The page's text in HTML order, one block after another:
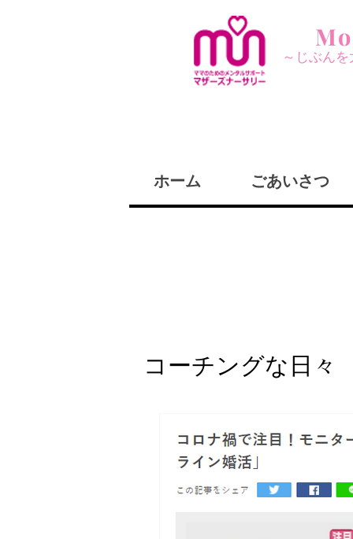
～じぶん
ホーム ごあいさつ
コーチングな日々
コーチングって
お知らせ